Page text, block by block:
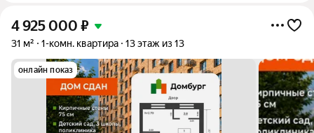
4 925 000 ₽
31 м² 1-комн. квартира 13 этаж из 13
онлайн показ